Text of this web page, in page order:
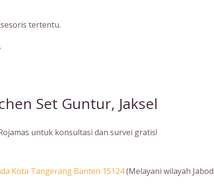
tertentu.
Set Guntur, Jaksel
untuk konsultasi dan survei gratis!
Kota Tangerang Banten 15124(Melayani wilayah